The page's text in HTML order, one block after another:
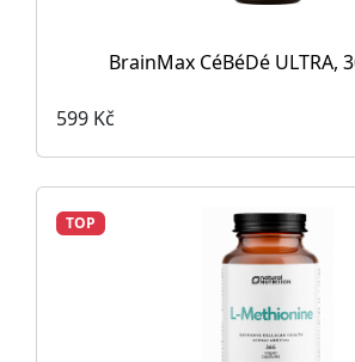
BrainMax CéBéDé ULTRA,
599 Kč
TOP